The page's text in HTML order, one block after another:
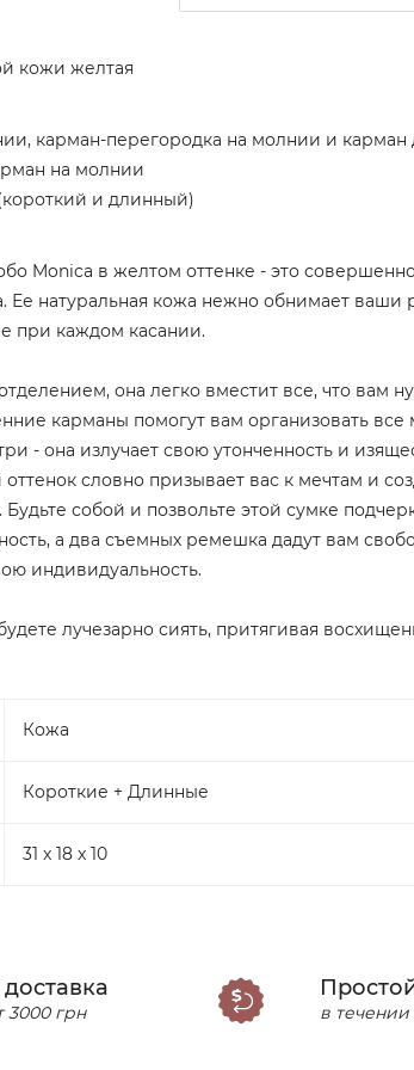
кожи желтая
карман-перегородка на молнии и карман
на молнии
и длинный)
Monica в желтом оттенке - это
Ее натуральная кожа нежно обнимает ваши
при каждом касании.
она легко вместит все, что вам
карманы помогут вам организовать все
- она излучает свою утонченность и
словно призывает вас к мечтам и
собой и позвольте этой сумке
а два съемных ремешка дадут вам
индивидуальность.
лучезарно сиять, притягивая
Кожа
Короткие + Длинные
31 x 18 x 10
3000 грн в течении